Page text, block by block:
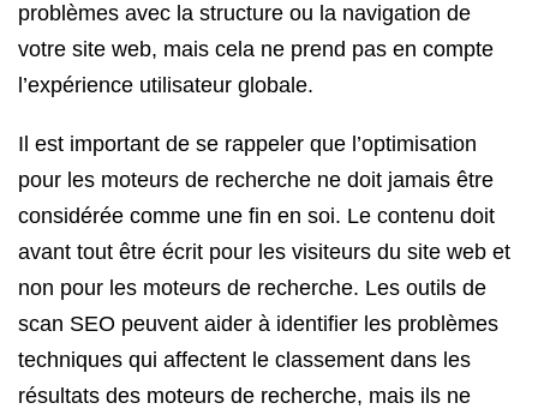
problèmes avec la structure ou la navigation de
votre site web, mais cela ne prend pas en compte
l’expérience utilisateur globale.
Il est important de se rappeler que l’optimisation
pour les moteurs de recherche ne doit jamais être
considérée comme une fin en soi. Le contenu doit
avant tout être écrit pour les visiteurs du site web et
non pour les moteurs de recherche. Les outils de
scan SEO peuvent aider à identifier les problèmes
techniques qui affectent le classement dans les
résultats des moteurs de recherche, mais ils ne